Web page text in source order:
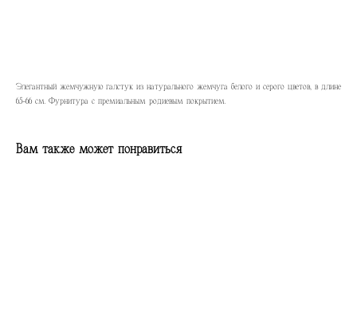
Элегантный жемчужную галстук из натурального жемчуга белого и серого цветов, в длине
65-66 см. Фурнитура с премиальным родиевым покрытием.
Вам также может понравиться